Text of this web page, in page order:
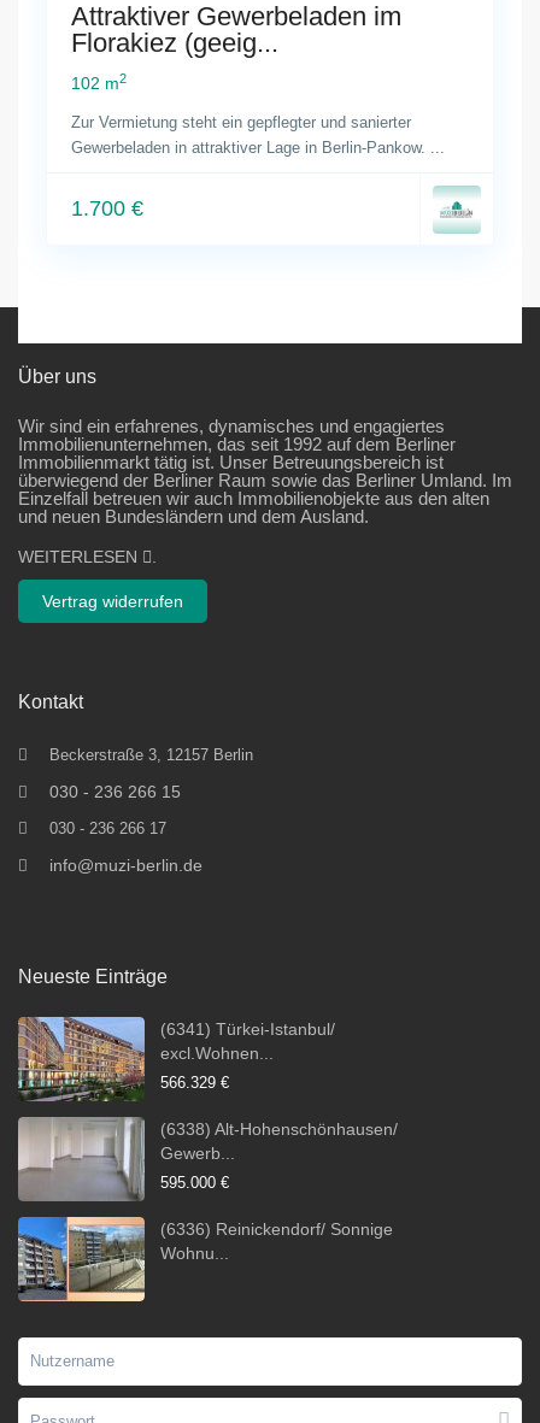
Attraktiver Gewerbeladen im
Florakiez (geeig...
102 m2
Zur Vermietung steht ein gepflegter und sanierter
Gewerbeladen in attraktiver Lage in Berlin-Pankow. ...
1.700 €
Über uns
Wir sind ein erfahrenes, dynamisches und engagiertes
Immobilienunternehmen, das seit 1992 auf dem Berliner
Immobilienmarkt tätig ist. Unser Betreuungsbereich ist
überwiegend der Berliner Raum sowie das Berliner Umland. Im
Einzelfall betreuen wir auch Immobilienobjekte aus den alten
und neuen Bundesländern und dem Ausland.
WEITERLESEN
Vertrag widerrufen
Kontakt
Beckerstraße 3, 12157 Berlin
030 - 236 266 15
030 - 236 266 17
info@muzi-berlin.de
Neueste Einträge
(6341) Türkei-Istanbul/
excl.Wohnen...
566.329 €
(6338) Alt-Hohenschönhausen/
Gewerb...
595.000 €
(6336) Reinickendorf/ Sonnige
Wohnu...